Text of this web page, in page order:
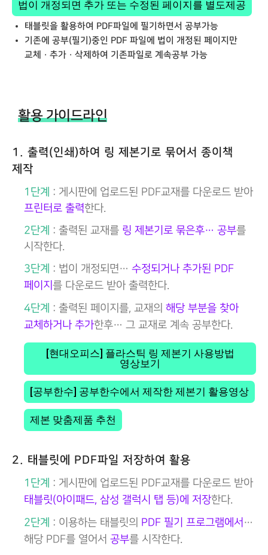
법이 개정되면 추가 또는 수정된 페이지를 별도제공
태블릿을 활용하여 PDF파일에 필기하면서 공부가능
기존에 공부(필기)중인 PDF 파일에 법이 개정된 페이지만
교체 · 추가 · 삭제하여 기존파일로 계속공부 가능
활용 가이드라인
1. 출력(인쇄)하여 링 제본기로 묶어서 종이책
제작
1단계
: 게시판에 업로드된 PDF교재를 다운로드 받아
프린터로 출력한다.
2단계
: 출력된 교재를 링 제본기로 묶은후… 공부를
시작한다.
3단계
: 법이 개정되면… 수정되거나 추가된 PDF
페이지 를 다운로드 받아 출력한다.
4단계
: 출력된 페이지를, 교재의 해당 부분을 찾아
교체하거나 추가한후… 그 교재로 계속 공부한다.
[현대오피스] 플라스틱 링 제본기 사용방법
영상보기
[공부한수] 공부한수에서 제작한 제본기 활용영상
제본 맞춤제품 추천
2. 태블릿에 PDF파일 저장하여 활용
1단계
: 게시판에 업로드된 PDF교재를 다운로드 받아
태블릿(아이패드, 삼성 갤럭시 탭 등)에 저장한다.
2단계
: 이용하는 태블릿의 PDF 필기 프로그램에서 …
해당 PDF를 열어서 공부를 시작한다.